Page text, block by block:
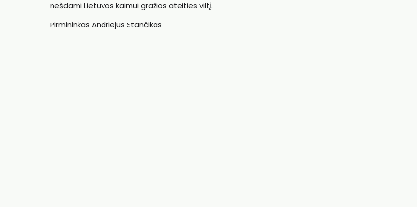
nešdami Lietuvos kaimui gražios ateities viltį.
Pirmininkas Andriejus Stančikas